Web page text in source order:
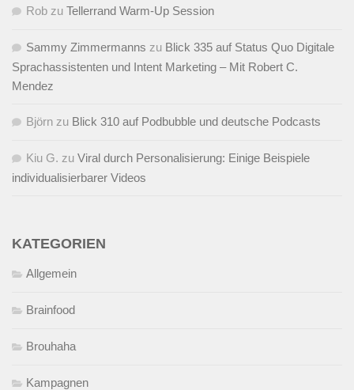
Rob zu Tellerrand Warm-Up Session
Sammy Zimmermanns zu Blick 335 auf Status Quo Digitale
Sprachassistenten und Intent Marketing – Mit Robert C.
Mendez
Björn zu Blick 310 auf Podbubble und deutsche Podcasts
Kiu G. zu Viral durch Personalisierung: Einige Beispiele
individualisierbarer Videos
KATEGORIEN
Allgemein
Brainfood
Brouhaha
Kampagnen